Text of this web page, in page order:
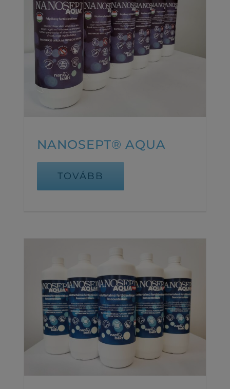
NANOSEPT® AQUA
TOVÁBB